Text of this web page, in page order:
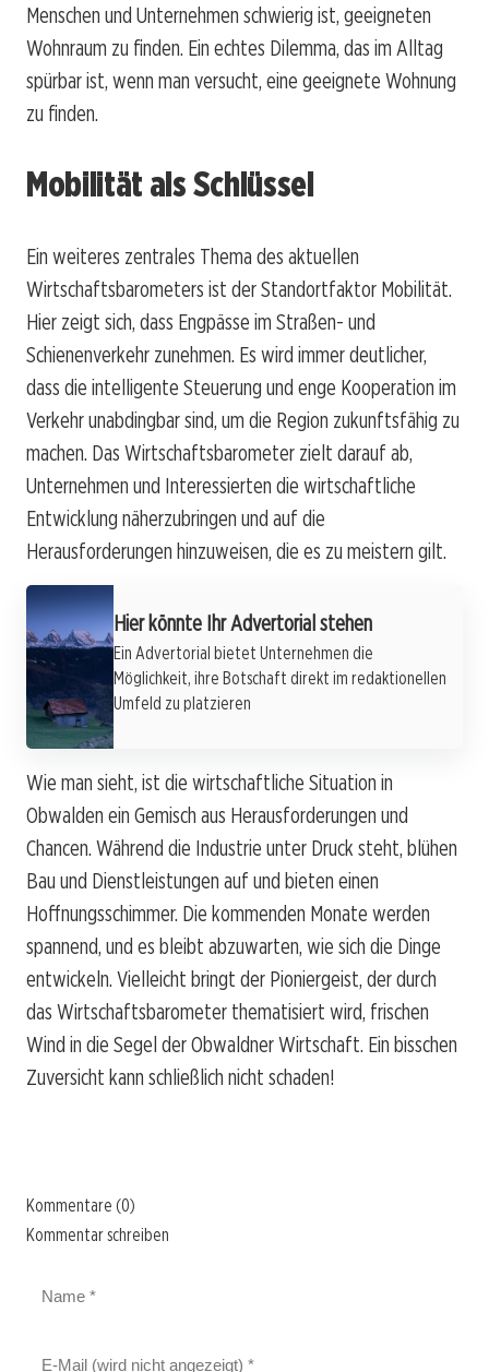
Menschen und Unternehmen schwierig ist, geeigneten
Wohnraum zu finden. Ein echtes Dilemma, das im Alltag
spürbar ist, wenn man versucht, eine geeignete Wohnung
zu finden.
Mobilität als Schlüssel
Ein weiteres zentrales Thema des aktuellen
Wirtschaftsbarometers ist der Standortfaktor Mobilität.
Hier zeigt sich, dass Engpässe im Straßen- und
Schienenverkehr zunehmen. Es wird immer deutlicher,
dass die intelligente Steuerung und enge Kooperation im
Verkehr unabdingbar sind, um die Region zukunftsfähig zu
machen. Das Wirtschaftsbarometer zielt darauf ab,
Unternehmen und Interessierten die wirtschaftliche
Entwicklung näherzubringen und auf die
Herausforderungen hinzuweisen, die es zu meistern gilt.
Hier könnte Ihr Advertorial stehen
Ein Advertorial bietet Unternehmen die
Möglichkeit, ihre Botschaft direkt im redaktionellen
Umfeld zu platzieren
Wie man sieht, ist die wirtschaftliche Situation in
Obwalden ein Gemisch aus Herausforderungen und
Chancen. Während die Industrie unter Druck steht, blühen
Bau und Dienstleistungen auf und bieten einen
Hoffnungsschimmer. Die kommenden Monate werden
spannend, und es bleibt abzuwarten, wie sich die Dinge
entwickeln. Vielleicht bringt der Pioniergeist, der durch
das Wirtschaftsbarometer thematisiert wird, frischen
Wind in die Segel der Obwaldner Wirtschaft. Ein bisschen
Zuversicht kann schließlich nicht schaden!
Kommentare (0)
Kommentar schreiben